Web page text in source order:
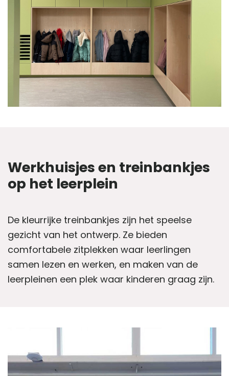
Werkhuisjes en treinbankjes
op het leerplein
De kleurrijke treinbankjes zijn het speelse
gezicht van het ontwerp. Ze bieden
comfortabele zitplekken waar leerlingen
samen lezen en werken, en maken van de
leerpleinen een plek waar kinderen graag zijn.